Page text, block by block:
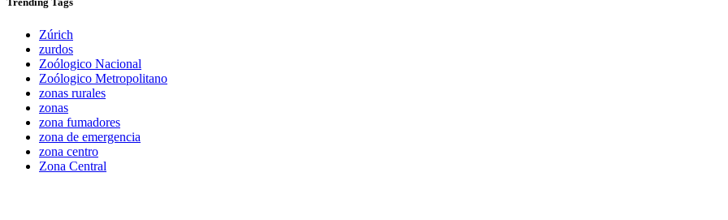
Zúrich
zurdos
Zoólogico Nacional
Zoólogico Metropolitano
zonas rurales
zonas
zona fumadores
zona de emergencia
zona centro
Zona Central